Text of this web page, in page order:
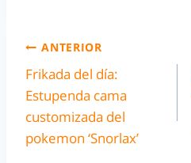
ANTERIOR
Frikada del día:
Estupenda cama
customizada del
pokemon ‘Snorlax’